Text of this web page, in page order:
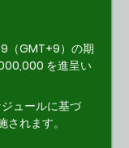
（GMT+9）の期
を進呈い
ュールに基づ
れます。